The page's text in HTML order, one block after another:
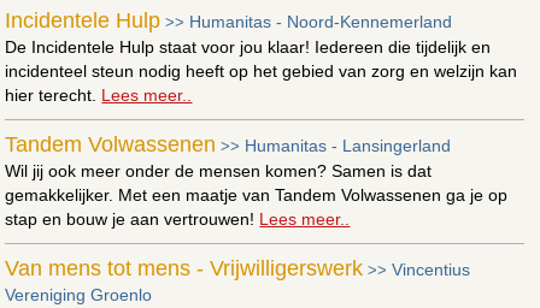
Incidentele Hulp >> Humanitas - Noord-Kennemerland
De Incidentele Hulp staat voor jou klaar! Iedereen die tijdelijk en
incidenteel steun nodig heeft op het gebied van zorg en welzijn kan
hier terecht. Lees meer..
Tandem Volwassenen >> Humanitas - Lansingerland
Wil jij ook meer onder de mensen komen? Samen is dat
gemakkelijker. Met een maatje van Tandem Volwassenen ga je op
stap en bouw je aan vertrouwen! Lees meer..
Van mens tot mens - Vrijwilligerswerk >>Vincentius
Vereniging Groenlo